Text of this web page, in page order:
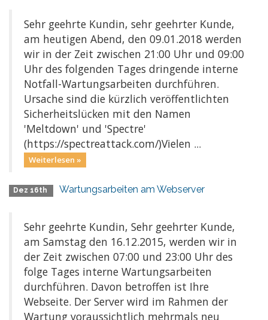
Sehr geehrte Kundin, sehr geehrter Kunde,
am heutigen Abend, den 09.01.2018 werden
wir in der Zeit zwischen 21:00 Uhr und 09:00
Uhr des folgenden Tages dringende interne
Notfall-Wartungsarbeiten durchführen.
Ursache sind die kürzlich veröffentlichten
Sicherheitslücken mit den Namen
'Meltdown' und 'Spectre'
(https://spectreattack.com/)Vielen ...
Weiterlesen »
Dez 16th Wartungsarbeiten am Webserver
Sehr geehrte Kundin, Sehr geehrter Kunde,
am Samstag den 16.12.2015, werden wir in
der Zeit zwischen 07:00 und 23:00 Uhr des
folge Tages interne Wartungsarbeiten
durchführen. Davon betroffen ist Ihre
Webseite. Der Server wird im Rahmen der
Wartung voraussichtlich mehrmals neu